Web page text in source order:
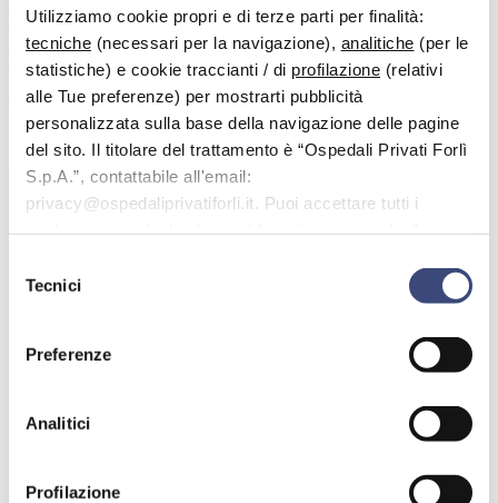
Utilizziamo cookie propri e di terze parti per finalità:
tecniche (necessari per la navigazione), analitiche (per le
statistiche) e cookie traccianti / di profilazione (relativi
alle Tue preferenze) per mostrarti pubblicità
personalizzata sulla base della navigazione delle pagine
del sito. Il titolare del trattamento è “Ospedali Privati Forlì
S.p.A.”, contattabile all'email:
privacy@ospedaliprivatiforli.it. Puoi accettare tutti i
gestire le tue preferenze facendo clic su “Personalizza”.
delTecnici
Preferenze
Analitici
Profilazione
Impegnato in azioni umanitarie in Africa, ha fondato o guidato
organizzazioni di volontariato e sodalizi – locali e nazionali –
promuovendo numerosi progetti di solidarietà, d’ambito sanitario ed
educativo. Ha ricevuto vari riconoscimenti e, fra questi, il Regional
Service Award for a Polio-Free World della Fondazione del Rotary
International.
Prenota le prestazioni
VISITA EPATOLOGICA DI CONTROLLO